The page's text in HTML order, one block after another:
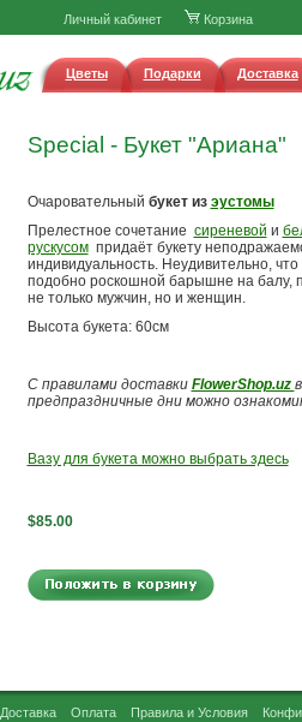
Личный кабинет Корзина
Цветы Подарки Доставка
Special - Букет "Ариана"
Очаровательный букет из эустомы
Прелестное сочетание сиреневой и
рускусомпридаёт букету
индивидуальность. Неудивительно, что
подобно роскошной барышне на балу,
не только мужчин, но и женщин.
Высота букета: 60см
С правилами доставки FlowerShop.uz в
предпраздничные дни можно
Вазу для букета можно выбрать здесь
$85.00
Доставка Оплата Правила и Условия